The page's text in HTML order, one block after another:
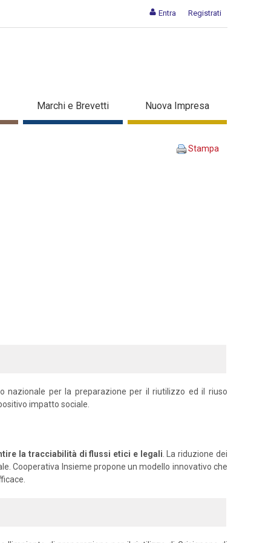
Entra Registrati
INSIEME - Dettaglio corso
Marchi e Brevetti Nuova Impresa
Stampa
nazionale per la preparazione per il riutilizzo ed il riuso
impatto sociale.
la tracciabilità di flussi etici e legali . La riduzione dei
Cooperativa Insieme propone un modello innovativo che